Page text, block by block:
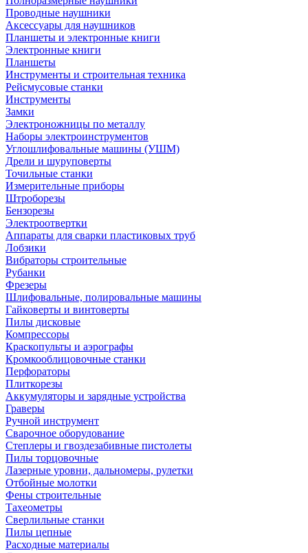
Проводные наушники
Аксессуары для наушников
Планшеты и электронные книги
Электронные книги
Планшеты
Инструменты и строительная техника
Рейсмусовые станки
Инструменты
Замки
Электроножницы по металлу
Наборы электроинструментов
Углошлифовальные машины (УШМ)
Дрели и шуруповерты
Точильные станки
Измерительные приборы
Штроборезы
Бензорезы
Электроотвертки
Аппараты для сварки пластиковых труб
Лобзики
Вибраторы строительные
Рубанки
Фрезеры
Шлифовальные, полировальные машины
Гайковерты и винтоверты
Пилы дисковые
Компрессоры
Краскопульты и аэрографы
Кромкооблицовочные станки
Перфораторы
Плиткорезы
Аккумуляторы и зарядные устройства
Граверы
Ручной инструмент
Сварочное оборудование
Степлеры и гвоздезабивные пистолеты
Пилы торцовочные
Лазерные уровни, дальномеры, рулетки
Отбойные молотки
Фены строительные
Тахеометры
Сверлильные станки
Пилы цепные
Расходные материалы